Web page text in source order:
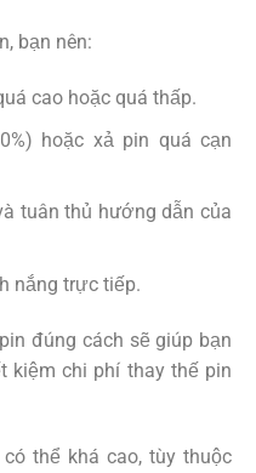
bạn nên:
cao hoặc quá thấp.
hoặc xả pin quá cạn
tuân thủ hướng dẫn của
nắng trực tiếp.
đúng cách sẽ giúp bạn
kiệm chi phí thay thế pin
thể khá cao, tùy thuộc